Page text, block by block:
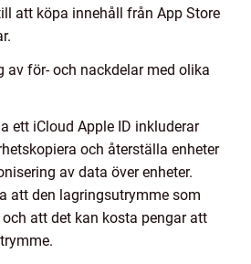
att köpa innehåll från App Store
av för- och nackdelar med olika
ett iCloud Apple ID inkluderar
och återställa enheter
av data över enheter.
att den lagringsutrymme som
att det kan kosta pengar att